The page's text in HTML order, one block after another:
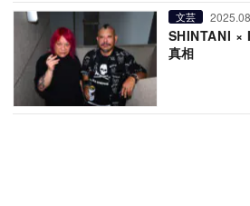
文芸
SHINTANI ×
真相